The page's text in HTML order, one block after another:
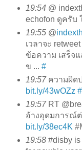
19:54@
echofon ดูครับ
19:55@
เวลาจะ
ข้อความ เสร็จ
ข ... #
19:57ความผิดป
bit.ly/43wOZz #
19:57RT
อ้างอุดมการณ์
bit.ly/38ec4K
19:58#disby is